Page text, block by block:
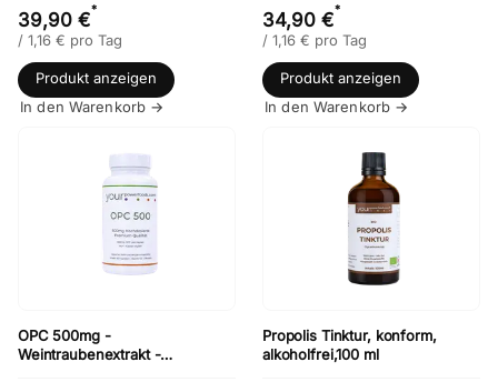
39,90 €*
/ 1,16 € pro Tag
Produkt anzeigen
In den Warenkorb →
34,90 €*
/ 1,16 € pro Tag
Produkt anzeigen
In den Warenkorb →
OPC 500mg -
Weintraubenextrakt -
Propolis Tinktur, konform,
alkoholfrei,100 ml